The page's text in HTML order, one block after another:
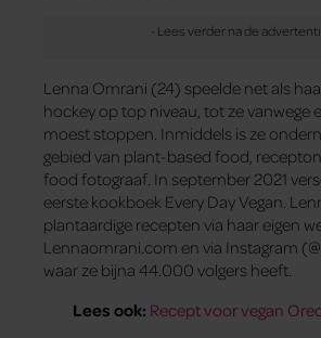
Lenna Omrani (24) speelde net als
hockey op top­ niveau, tot ze vanwege
moest stoppen. Inmiddels is ze
gebied van plant-based food,
food fotograaf. In september 2021
eerste kookboek Every Day Vegan.
plantaardige recepten via haar eigen
Lennaomrani.com en via Instagram
waar ze bijna 44.000 volgers heeft.
Lees ook: Recept voor vegan